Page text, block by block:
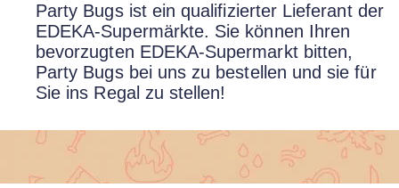
Party Bugs ist ein qualifizierter Lieferant der
EDEKA-Supermärkte. Sie können Ihren
bevorzugten EDEKA-Supermarkt bitten,
Party Bugs bei uns zu bestellen und sie für
Sie ins Regal zu stellen!